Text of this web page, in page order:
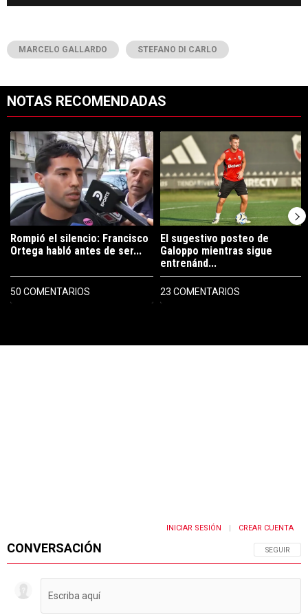
MARCELO GALLARDO STEFANO DI CARLO
NOTAS RECOMENDADAS
Un artículo de tendencia con el título "Rompió el silencio: Francisco
Rompió el silencio: Francisco
Ortega habló antes de ser...
50 COMENTARIOS
Un artículo de tendencia con el
El sugestivo posteo de
Galoppo mientras sigue
entrenánd...
23 COMENTARIOS
CONVERSACIÓN SIGA ESTA
SEGUIR
INICIAR SESIÓN CREAR CUENTA